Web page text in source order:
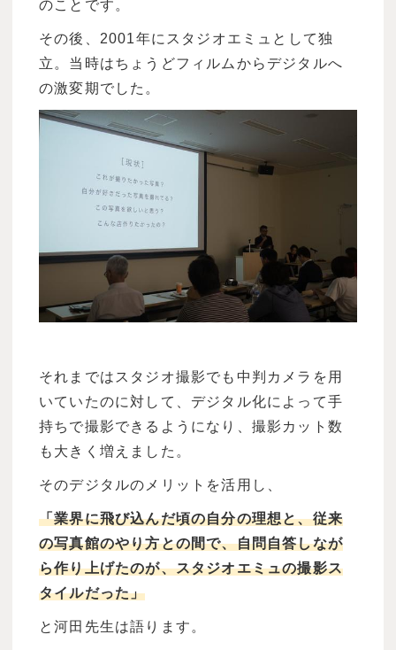
のことです。
その後、2001年にスタジオエミュとして独
立。当時はちょうどフィルムからデジタルへ
の激変期でした。
それまではスタジオ撮影でも中判カメラを用
いていたのに対して、デジタル化によって手
持ちで撮影できるようになり、撮影カット数
も大きく増えました。
そのデジタルのメリットを活用し、
「業界に飛び込んだ頃の自分の理想と、従来
の写真館のやり方との間で、自問自答しなが
ら作り上げたのが、スタジオエミュの撮影ス
タイルだった」
と河田先生は語ります。